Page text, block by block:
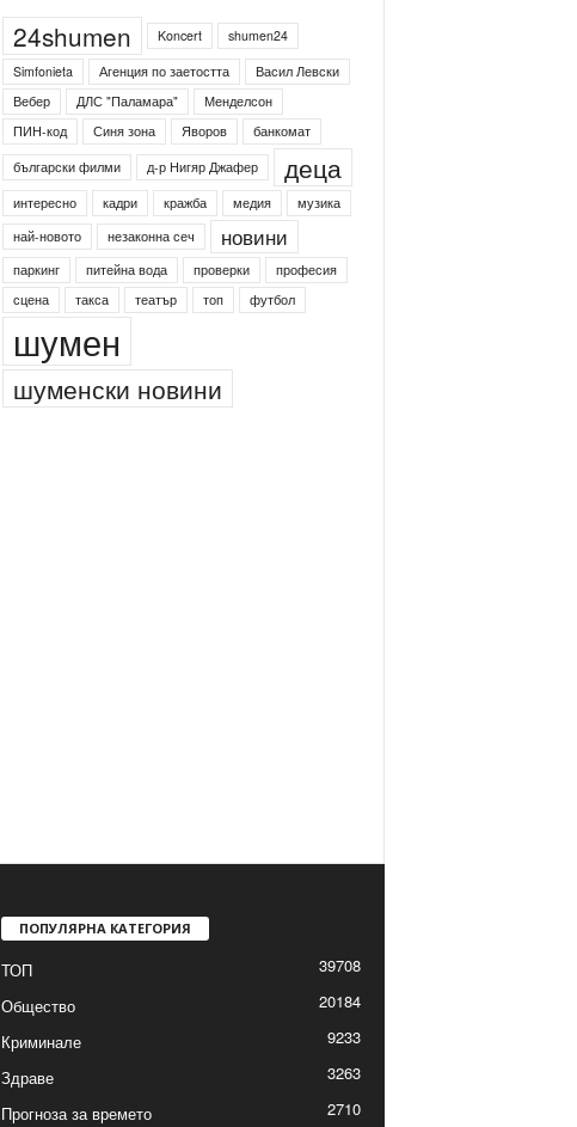
Етикети
24shumen Koncert
shumen24
Simfonieta
Агенция по заетостта
Васил Левски
Вебер
ДЛС "Паламара"
Менделсон
ПИН-код
Синя зона Яворов
банкомат
български филми
д-р Нигяр Джафер деца
интересно кадри кражба медия
най-новото
незаконна сеч новини
паркинг питейна вода проверки
професия
сцена
такса
шумен
ПОПУЛЯРНА КАТЕГОРИЯ
ТОП
39708
Общество
20184
Криминале
9233
Здраве
3263
Прогноза за времето
2710